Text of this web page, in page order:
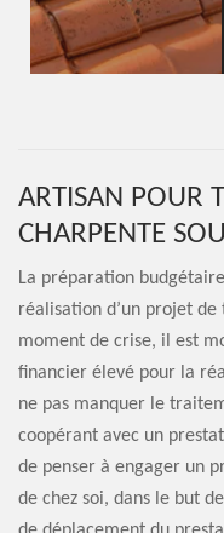
ARTISAN POUR
CHARPENTE
La préparation
réalisation d’un projet
moment de crise, il est
financier élevé pour la
ne pas manquer le
coopérant avec un
de penser à engager un
de chez soi, dans le but